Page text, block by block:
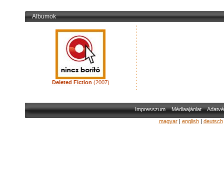
Albumok
Deleted Fiction (2007)
Impresszum Médiaajánlat
magyar| english| deutsch